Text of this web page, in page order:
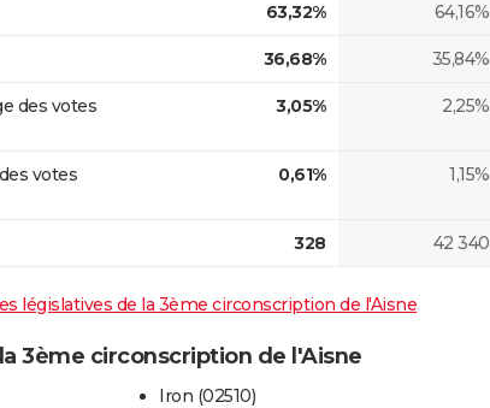
63,32% 64,16%
36,68% 35,84%
des votes
3,05% 2,25%
votes
0,61% 1,15%
328 42 340
législatives de la 3ème circonscription de l'Aisne
3ème circonscription de l'Aisne
Iron (02510)